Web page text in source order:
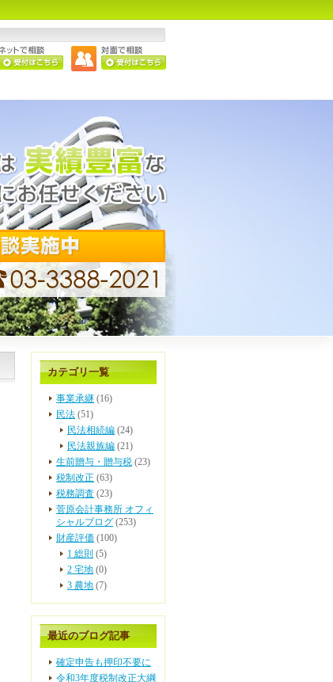
カテゴリ一覧
事業承継 (16)
民法 (51)
民法相続編 (24)
民法親族編 (21)
生前贈与・贈与税 (23)
税制改正 (63)
税務調査 (23)
菅原会計事務所 オフィ
シャルブログ (253)
財産評価 (100)
1 総則 (5)
2 宅地 (0)
3 農地 (7)
最近のブログ記事
確定申告も押印不要に
令和3年度税制改正大綱